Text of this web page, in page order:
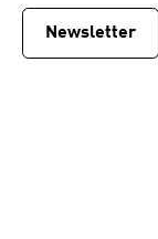
Newsletter